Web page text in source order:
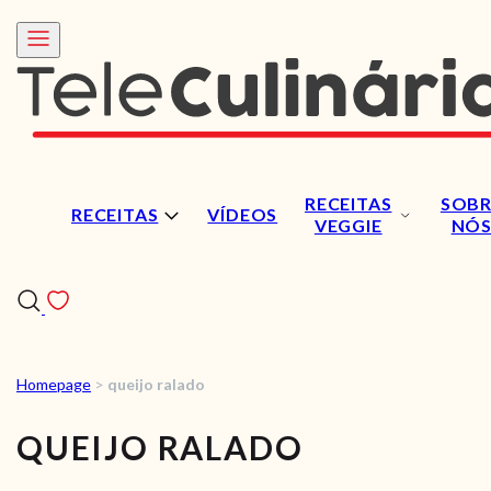
RECEITAS VÍDEOS
RECEITAS
VEGGIE
NÓS
VÍDEOS
Homepage > queijo ralado
QUEIJO RALADO